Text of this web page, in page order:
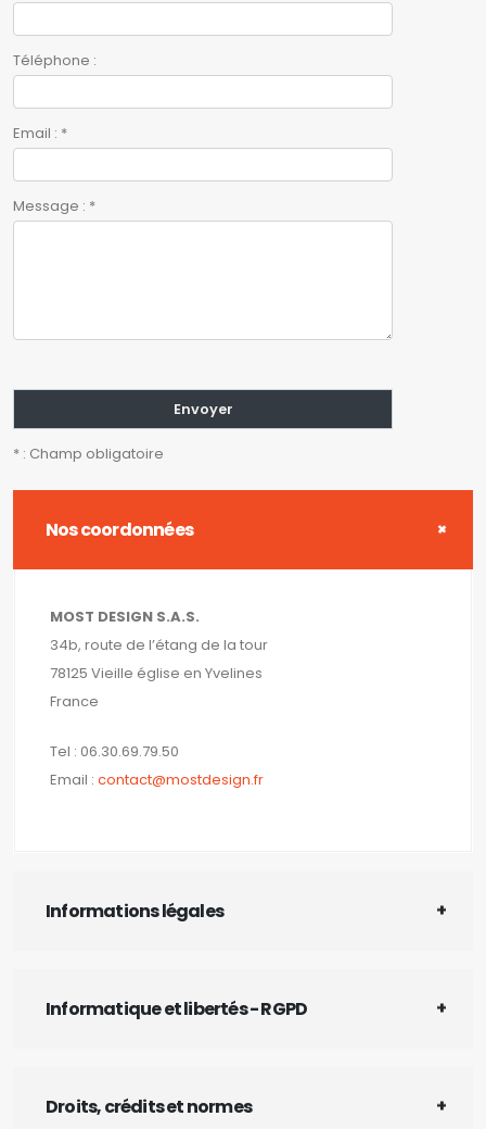
Téléphone :
Email : *
Message : *
* : Champ obligatoire
Nos coordonnées
MOST DESIGN S.A.S.
34b, route de l’étang de la tour
78125 Vieille église en Yvelines
France
Tel : 06.30.69.79.50
Email : contact@mostdesign.fr
Informations légales
Informatique et libertés - RGPD
Droits, crédits et normes